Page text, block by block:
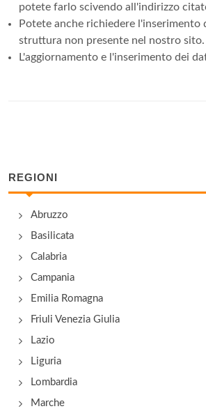
potete farlo scivendo all'indirizzo
Potete anche richiedere l'inserimento
struttura non presente nel nostro sito.
L'aggiornamento e l'inserimento dei
REGIONI
Abruzzo
Basilicata
Calabria
Campania
Emilia Romagna
Friuli Venezia Giulia
Lazio
Liguria
Lombardia
Marche